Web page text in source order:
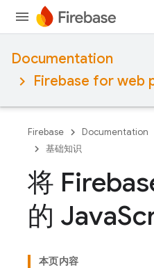
Documentation
Firebase for web
Firebase Documentation
基础知识
将
的 Java
本页内容